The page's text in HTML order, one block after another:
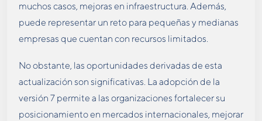
muchos casos, mejoras en infraestructura. Además,
puede representar un reto para pequeñas y medianas
empresas que cuentan con recursos limitados.
No obstante, las oportunidades derivadas de esta
actualización son significativas. La adopción de la
versión 7 permite a las organizaciones fortalecer su
posicionamiento en mercados internacionales, mejorar